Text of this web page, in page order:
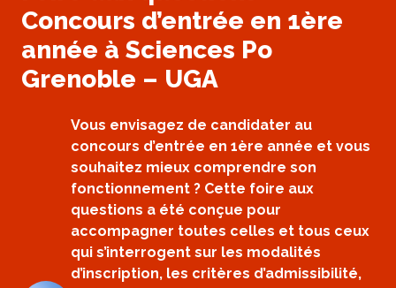
Concours d’entrée en 1ère
année à Sciences Po
Grenoble – UGA
Vous envisagez de candidater au
concours d’entrée en 1ère année et vous
souhaitez mieux comprendre son
fonctionnement ? Cette foire aux
questions a été conçue pour
accompagner toutes celles et tous ceux
qui s’interrogent sur les modalités
d’inscription, les critères d’admissibilité,